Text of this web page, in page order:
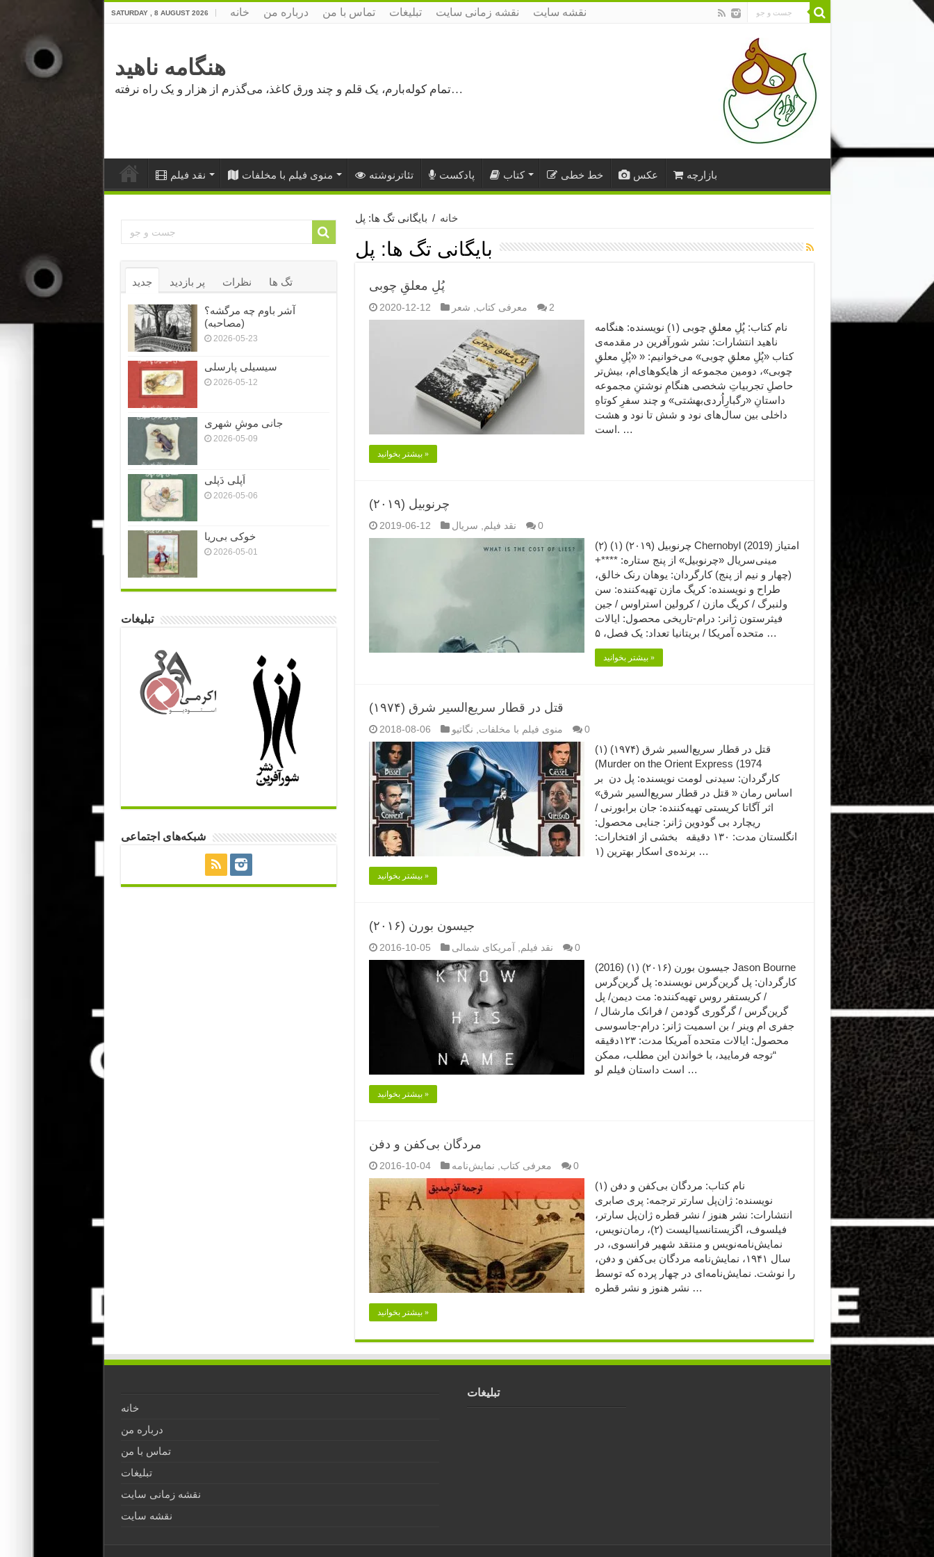
SATURDAY , 8 AUGUST 2026 خانه درباره من تماس با من تبلیغات نقشه زمانی سایت نقشه سایت
هنگامه ناهید
تمام کوله‌بارم، یک قلم و چند ورق کاغذ، می‌گذرم از هزار و یک راه نرفته…
نقد فیلم منوی فیلم با مخلفات تئاترنوشته پادکست کتاب خط خطی عکس بازارچه
خانه / بایگانی تگ ها: پل
بایگانی تگ ها: پل
پُلِ معلقِ چوبی
2020-12-12 معرفی کتاب شعر 2
نام کتاب: پُلِ معلقِ چوبی (۱) نویسنده: هنگامه
ناهید انتشارات: نشر شورآفرین در مقدمه‌ی
کتاب «پُلِ معلقِ چوبی» می‌خوانیم: « «پُلِ معلقِ
چوبی»، دومین مجموعه از هایکوهای‌ام، بیش‌تر
حاصلِ تجربیاتِ شخصی هنگامِ نوشتنِ مجموعه
داستانِ «رگبارِاُردی‌بهشتی» و چند سفرِ کوتاهِ
داخلی بین سال‌های نود و شش تا نود و هشت
است. …
بیشتر بخوانید »
چرنوبیل (۲۰۱۹)
2019-06-12 نقد فیلم سریال 0
چرنوبیل (۲۰۱۹) (۱) (۲) Chernobyl (2019) امتیاز
مینی‌سریال «چرنوبیل» از پنج ستاره: ****+
(چهار و نیم از پنج) کارگردان: یوهان رنک خالق،
طراح و نویسنده: کریگ مازن تهیه‌کننده: سن
ولنبرگ / کریگ مازن / کرولین استراوس / جین
فیثرستون ژانر: درام-تاریخی محصول: ایالات
متحده آمریکا / بریتانیا تعداد: یک فصل، ۵ …
بیشتر بخوانید »
قتل در قطار سریع‌السیر شرق (۱۹۷۴)
2018-08-06 منوی فیلم با مخلفات نگاتیو 0
قتل در قطار سریع‌السیر شرق (۱۹۷۴) (۱)
(Murder on the Orient Express (1974
کارگردان: سیدنی لومت نویسنده: پل دن بر
اساس رمان « قتل در قطار سریع‌السیر شرق»
اثر آگاتا کریستی تهیه‌کننده: جان برابورنی /
ریچارد بی گودوین ژانر: جنایی محصول:
انگلستان مدت: ۱۳۰ دقیقه بخشی از افتخارات:
۱) برنده‌ی اسکار بهترین …
بیشتر بخوانید »
جیسون بورن (۲۰۱۶)
2016-10-05 نقد فیلم آمریکای شمالی 0
جیسون بورن (۲۰۱۶) (۱) (2016) Jason Bourne
کارگردان: پل گرین‌گرس نویسنده: پل گرین‌گرس
/ کریستفر روس تهیه‌کننده: مت دیمن/ پل
گرین‌گرس / گرگوری گودمن / فرانک مارشال /
جفری ام وینر / بن اسمیت ژانر: درام-جاسوسی
محصول: ایالات متحده آمریکا مدت: ۱۲۳دقیقه
“توجه فرمایید،‌ با خواندن این مطلب، ممکن
است داستان فیلم لو …
بیشتر بخوانید »
مردگان بی‌کفن و دفن
2016-10-04 معرفی کتاب نمایش‌نامه 0
نام کتاب: مردگان بی‌کفن و دفن (۱)
نویسنده: ژان‌پل سارتر ترجمه: پری صابری
انتشارات: نشر هنوز / نشر قطره ژان‌پل سارتر،
فیلسوف، اگزیستانسیالیست (۲)، رمان‌نویس،
نمایش‌نامه‌نویس و منتقد شهیر فرانسوی، در
سال ۱۹۴۱، نمایش‌نامه مردگان بی‌کفن و دفن،
را نوشت. نمایش‌نامه‌ای در چهار پرده كه توسط
نشر هنوز و نشر قطره …
بیشتر بخوانید »
جدید پر بازدید نظرات تگ ها
آشر باوم چه مرگشه؟
(مصاحبه)
2026-05-23
سیسیلی پارسلی
2026-05-12
جانی موشِ شهری
2026-05-09
اَپلی دَپلی
2026-05-06
خوکی بی‌ریا
2026-05-01
تبلیغات
شبکه‌های اجتماعی
خانه
درباره من
تماس با من
تبلیغات
نقشه زمانی سایت
نقشه سایت
تبلیغات